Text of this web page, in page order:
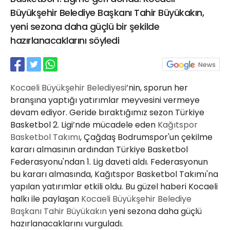
Büyükşehir Belediye Başkanı Tahir Büyükakın,
yeni sezona daha güçlü bir şekilde
hazırlanacaklarını söyledi
Kocaeli Büyükşehir Belediyesi’nin, sporun her
branşına yaptığı yatırımlar meyvesini vermeye
devam ediyor. Geride bıraktığımız sezon Türkiye
Basketbol 2. Ligi’nde mücadele eden Kağıtspor
Basketbol Takımı, Çağdaş Bodrumspor'un çekilme
kararı almasının ardından Türkiye Basketbol
Federasyonu'ndan 1. Lig daveti aldı. Federasyonun
bu kararı almasında, Kağıtspor Basketbol Takımı'na
yapılan yatırımlar etkili oldu. Bu güzel haberi Kocaeli
halkı ile paylaşan Kocaeli Büyükşehir Belediye
Başkanı Tahir Büyükakınyeni sezona daha güçlü
hazırlanacaklarını vurguladı.
21 Gölcük
02624132333
haber@golcukpostasi.com